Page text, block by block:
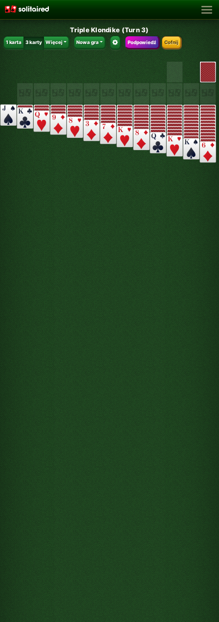
Triple Klondike (Turn 3)
1 karta 3 karty Więcej Nowa gra Podpowiedź Cofnij